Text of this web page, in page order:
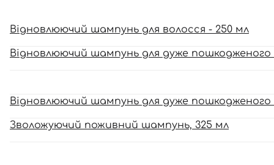
Відновлюючий шампунь для волосся - 250 мл
Відновлюючий шампунь для дуже пошкодженого
Відновлюючий шампунь для дуже пошкодженого
Зволожуючий поживний шампунь, 325 мл